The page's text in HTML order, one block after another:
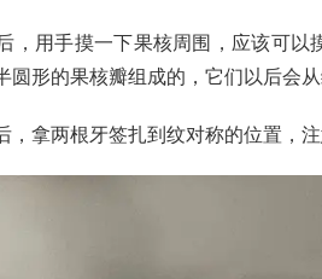
，用手摸一下果核周围，应该可
圆形的果核瓣组成的，它们以后会从
，拿两根牙签扎到纹对称的位置，